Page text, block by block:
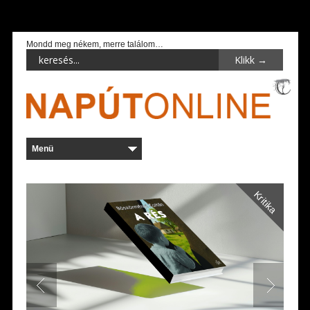
Mondd meg nékem, merre találom…
Kritika